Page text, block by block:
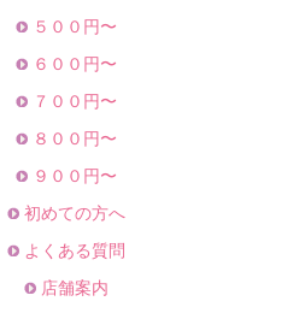
５００円〜
６００円〜
７００円〜
８００円〜
９００円〜
初めての方へ
よくある質問
店舗案内